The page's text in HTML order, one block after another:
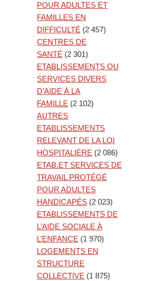
POUR ADULTES ET
FAMILLES EN
DIFFICULTÉ (2 457)
CENTRES DE
SANTÉ (2 301)
ETABLISSEMENTS OU
SERVICES DIVERS
D’AIDE À LA
FAMILLE (2 102)
AUTRES
ETABLISSEMENTS
RELEVANT DE LA LOI
HOSPITALIÈRE (2 086)
ETAB.ET SERVICES DE
TRAVAIL PROTÉGÉ
POUR ADULTES
HANDICAPÉS (2 023)
ETABLISSEMENTS DE
L’AIDE SOCIALE À
L’ENFANCE (1 970)
LOGEMENTS EN
STRUCTURE
COLLECTIVE (1 875)